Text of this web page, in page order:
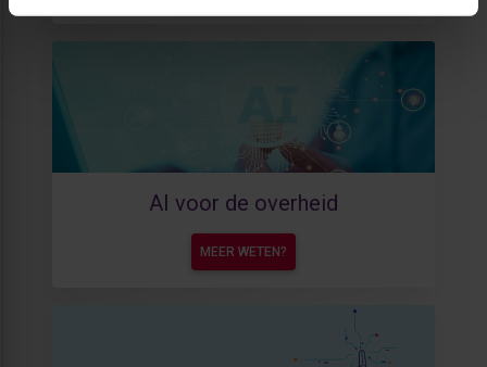
AI voor de overheid
MEER WETEN?